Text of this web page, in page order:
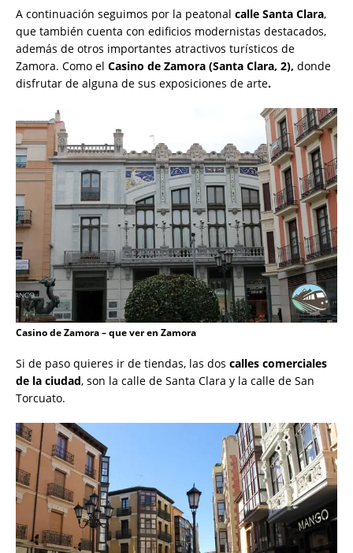
A continuación seguimos por la peatonal calle Santa Clara,
que también cuenta con edificios modernistas destacados,
además de otros importantes atractivos turísticos de
Zamora. Como el Casino de Zamora (Santa Clara, 2), donde
disfrutar de alguna de sus exposiciones de arte.
Casino de Zamora – que ver en Zamora
Si de paso quieres ir de tiendas, las dos calles comerciales
de la ciudad, son la calle de Santa Clara y la calle de San
Torcuato.